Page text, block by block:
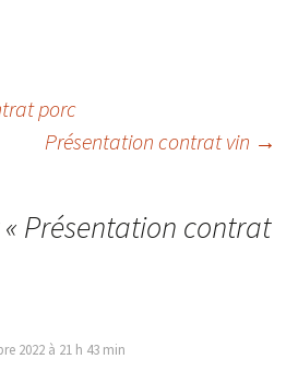
porc
Présentation contrat vin →
Présentation contrat
2022 à 21 h 43 min